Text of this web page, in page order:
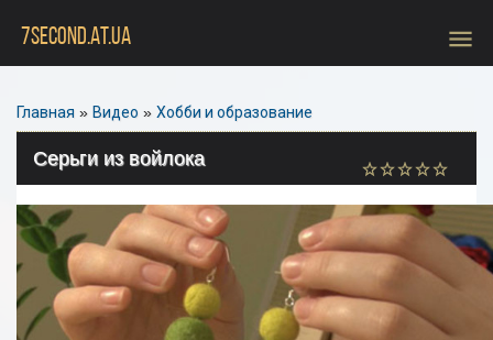
7SECOND.AT.UA menu
Главная » Видео » Хобби и образование
Серьги из войлока